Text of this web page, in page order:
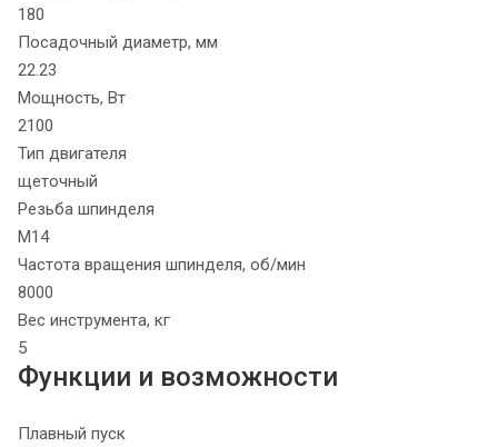
180
Посадочный диаметр, мм
22.23
Мощность, Вт
2100
Тип двигателя
щеточный
Резьба шпинделя
М14
Частота вращения шпинделя, об/мин
8000
Вес инструмента, кг
5
Функции и возможности
Плавный пуск